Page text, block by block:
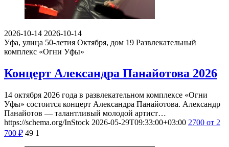
2026-10-14 2026-10-14
Уфа, улица 50-летия Октября, дом 19 Развлекательный
комплекс «Огни Уфы»
Концерт Александра Панайотова 2026
14 октября 2026 года в развлекательном комплексе «Огни
Уфы» состоится концерт Александра Панайотова. Александр
Панайотов — талантливый молодой артист…
https://schema.org/InStock 2026-05-29T09:33:00+03:00 2700 от 2
700 ₽ 49 1